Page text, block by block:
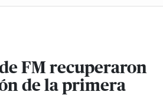
FM recuperaron
de la primera